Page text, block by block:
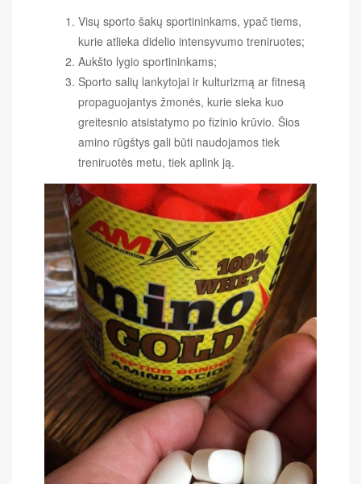
Visų sporto šakų sportininkams, ypač tiems,
kurie atlieka didelio intensyvumo treniruotes;
Aukšto lygio sportininkams;
Sporto salių lankytojai ir kulturizmą ar fitnesą
propaguojantys žmonės, kurie sieka kuo
greitesnio atsistatymo po fizinio krūvio. Šios
amino rūgštys gali būti naudojamos tiek
treniruotės metu, tiek aplink ją.